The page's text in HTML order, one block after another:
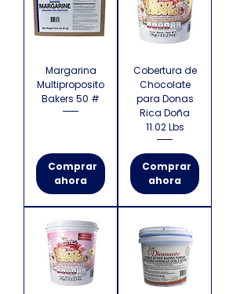
Margarina
Multiproposito
Bakers 50 #
Comprar
ahora
Cobertura de
Chocolate
para Donas
Rica Doña
11.02 Lbs
Comprar
ahora